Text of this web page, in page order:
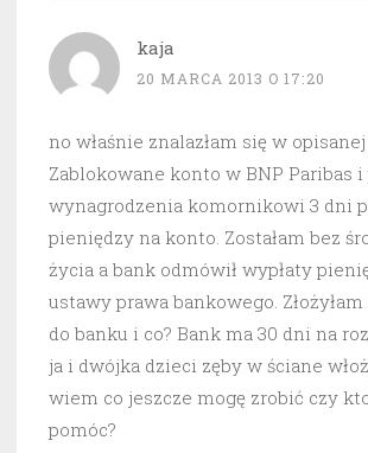
kaja
20 MARCA 2013 O 17:20
no właśnie znalazłam się w
Zablokowane konto w BNP Paribas
wynagrodzenia komornikowi 3 dni
pieniędzy na konto. Zostałam bez
życia a bank odmówił wypłaty
ustawy prawa bankowego.
do banku i co? Bank ma 30 dni na
ja i dwójka dzieci zęby w ściane
wiem co jeszcze mogę zrobić czy
pomóc?